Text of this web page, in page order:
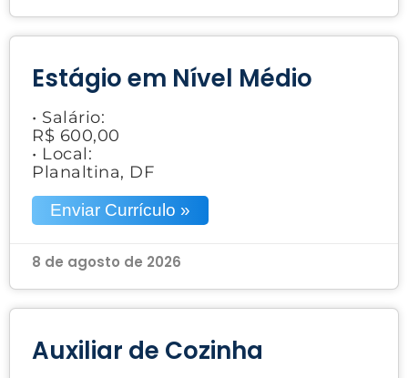
Estágio em Nível Médio
• Salário:
R$ 600,00
• Local:
Planaltina, DF
Enviar Currículo »
8 de agosto de 2026
Auxiliar de Cozinha